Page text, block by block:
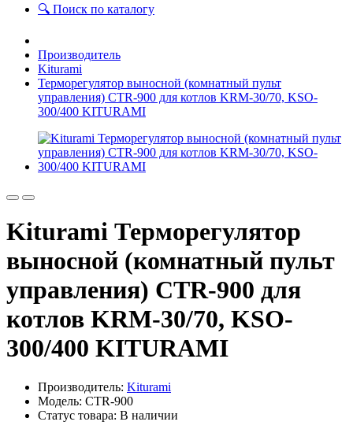
🔍 Поиск по каталогу
Производитель
Kiturami
Терморегулятор выносной (комнатный пульт
управления) CTR-900 для котлов KRM-30/70, KSO-
300/400 KITURAMI
Kiturami Терморегулятор
выносной (комнатный пульт
управления) CTR-900 для
котлов KRM-30/70, KSO-
300/400 KITURAMI
Производитель: Kiturami
Модель: CTR-900
Статус товара: В наличии